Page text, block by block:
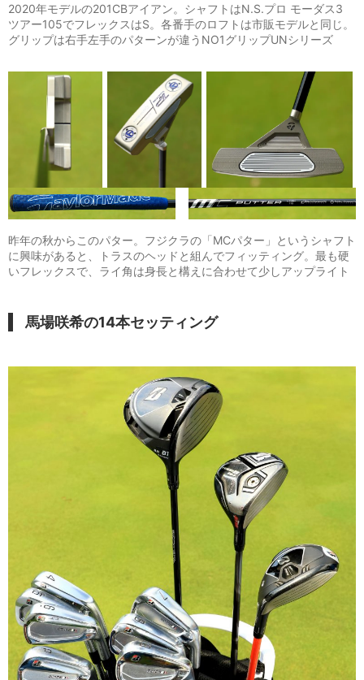
2020年モデルの201CBアイアン。シャフトはN.S.プロ モーダス3
ツアー105でフレックスはS。各番手のロフトは市販モデルと同じ。
グリップは右手左手のパターンが違うNO1グリップUNシリーズ
昨年の秋からこのパター。フジクラの「MCパター」というシャフト
に興味があると、トラスのヘッドと組んでフィッティング。最も硬
いフレックスで、ライ角は身長と構えに合わせて少しアップライト
馬場咲希の14本セッティング